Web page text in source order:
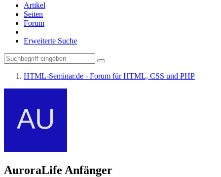
Artikel
Seiten
Forum
Erweiterte Suche
HTML-Seminar.de - Forum für HTML, CSS und PHP
AuroraLife Anfänger